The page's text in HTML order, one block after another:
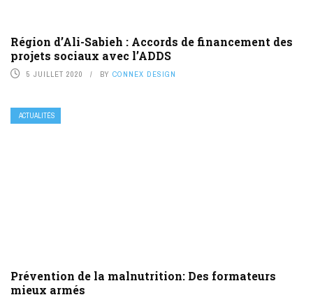
Région d’Ali-Sabieh : Accords de financement des
projets sociaux avec l’ADDS
5 JUILLET 2020 BY CONNEX DESIGN
ACTUALITÉS
Prévention de la malnutrition: Des formateurs
mieux armés